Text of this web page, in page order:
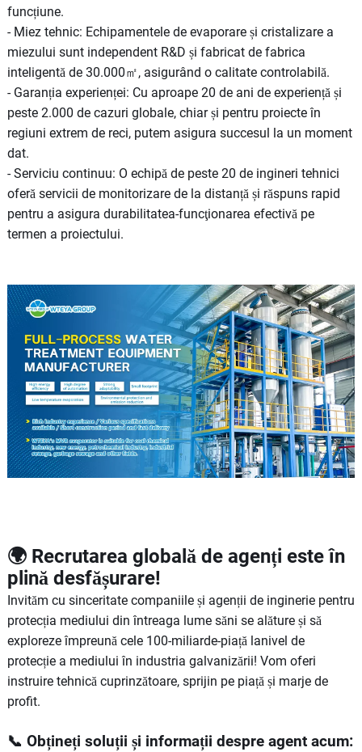
funcțiune.
- Miez tehnic: Echipamentele de evaporare și cristalizare a
miezului sunt independent R&D și fabricat de fabrica
inteligentă de 30.000㎡, asigurând o calitate controlabilă.
- Garanția experienței: Cu aproape 20 de ani de experiență și
peste 2.000 de cazuri globale, chiar și pentru proiecte în
regiuni extrem de reci, putem asigura succesul la un moment
dat.
- Serviciu continuu: O echipă de peste 20 de ingineri tehnici
oferă servicii de monitorizare de la distanță și răspuns rapid
pentru a asigura durabilitatea-funcţionarea efectivă pe
termen a proiectului.
🌍 Recrutarea globală de agenți este în
plină desfășurare!
Invităm cu sinceritate companiile și agenții de inginerie pentru
protecția mediului din întreaga lume săni se alăture și să
exploreze împreună cele 100-miliarde-piață lanivel de
protecție a mediului în industria galvanizării! Vom oferi
instruire tehnică cuprinzătoare, sprijin pe piață și marje de
profit.
📞 Obțineți soluții și informații despre agent acum: